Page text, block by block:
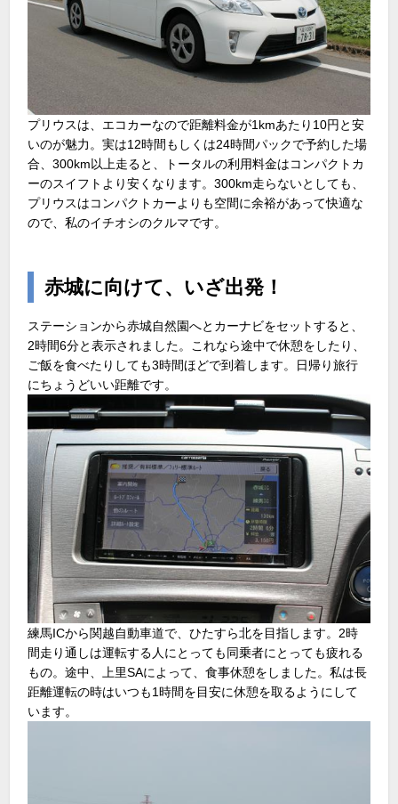
プリウスは、エコカーなので距離料金が1kmあたり10円と安
いのが魅力。実は12時間もしくは24時間パックで予約した場
合、300km以上走ると、トータルの利用料金はコンパクトカ
ーのスイフトより安くなります。300km走らないとしても、
プリウスはコンパクトカーよりも空間に余裕があって快適な
ので、私のイチオシのクルマです。
赤城に向けて、いざ出発！
ステーションから赤城自然園へとカーナビをセットすると、
2時間6分と表示されました。これなら途中で休憩をしたり、
ご飯を食べたりしても3時間ほどで到着します。日帰り旅行
にちょうどいい距離です。
練馬ICから関越自動車道で、ひたすら北を目指します。2時
間走り通しは運転する人にとっても同乗者にとっても疲れる
もの。途中、上里SAによって、食事休憩をしました。私は長
距離運転の時はいつも1時間を目安に休憩を取るようにして
います。